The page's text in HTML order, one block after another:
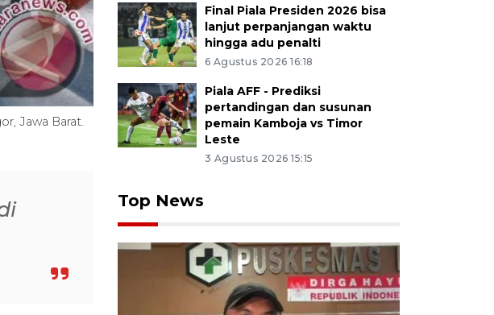
Jawa Barat.
Final Piala Presiden 2026 bisa
lanjut perpanjangan waktu
hingga adu penalti
6 Agustus 2026 16:18
Piala AFF - Prediksi
pertandingan dan susunan
pemain Kamboja vs Timor
Leste
3 Agustus 2026 15:15
Top News